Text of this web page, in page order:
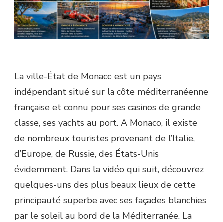
La ville-État de Monaco est un pays
indépendant situé sur la côte méditerranéenne
française et connu pour ses casinos de grande
classe, ses yachts au port. A Monaco, il existe
de nombreux touristes provenant de l’Italie,
d’Europe, de Russie, des États-Unis
évidemment. Dans la vidéo qui suit, découvrez
quelques-uns des plus beaux lieux de cette
principauté superbe avec ses façades blanchies
par le soleil au bord de la Méditerranée. La